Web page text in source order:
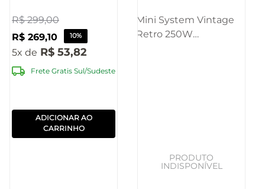
[Reembalado]
R$ 299,00
R$ 269,10 10%
5 R$ 53,82
Frete Gratis Sul/Sudeste
ADICIONAR AO
CARRINHO
Mini System Vintage
Retro 250W